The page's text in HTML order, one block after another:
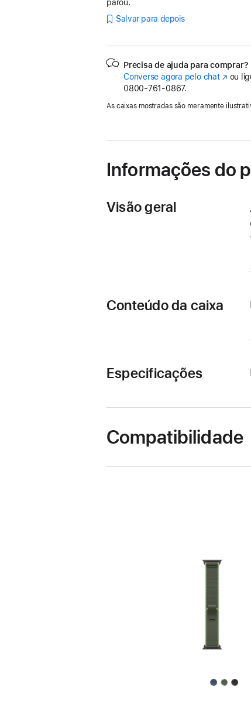
parou.
Salvar para depois
Precisa de ajuda para comprar?
Converse agora pelo chat(o
em
ou
0800-761-0867.
As caixas mostradas são meramente
Informações do
Visão geral
Conteúdo da caixa
Especificações
Compatibilidade